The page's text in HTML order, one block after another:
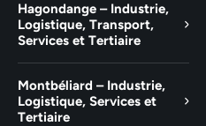
Hagondange – Industrie,
Logistique, Transport,
Services et Tertiaire
Montbéliard – Industrie,
Logistique, Services et
Tertiaire